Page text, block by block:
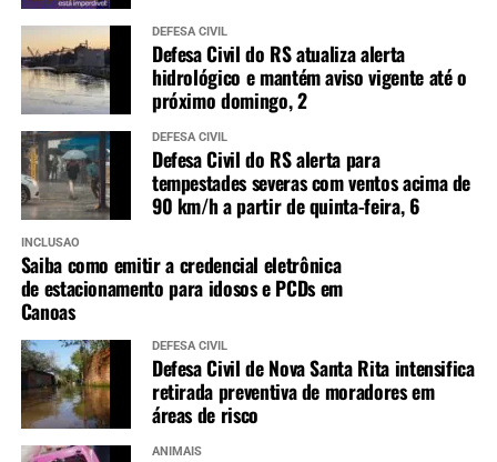
DEFESA CIVIL
Defesa Civil do RS atualiza alerta
hidrológico e mantém aviso vigente até o
próximo domingo, 2
DEFESA CIVIL
Defesa Civil do RS alerta para
tempestades severas com ventos acima de
90 km/h a partir de quinta-feira, 6
INCLUSÃO
Saiba como emitir a credencial eletrônica
de estacionamento para idosos e PCDs em
Canoas
DEFESA CIVIL
Defesa Civil de Nova Santa Rita intensifica
retirada preventiva de moradores em
áreas de risco
ANIMAIS